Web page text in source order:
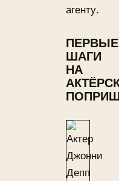
агенту.
ПЕРВЫЕ
ШАГИ
НА